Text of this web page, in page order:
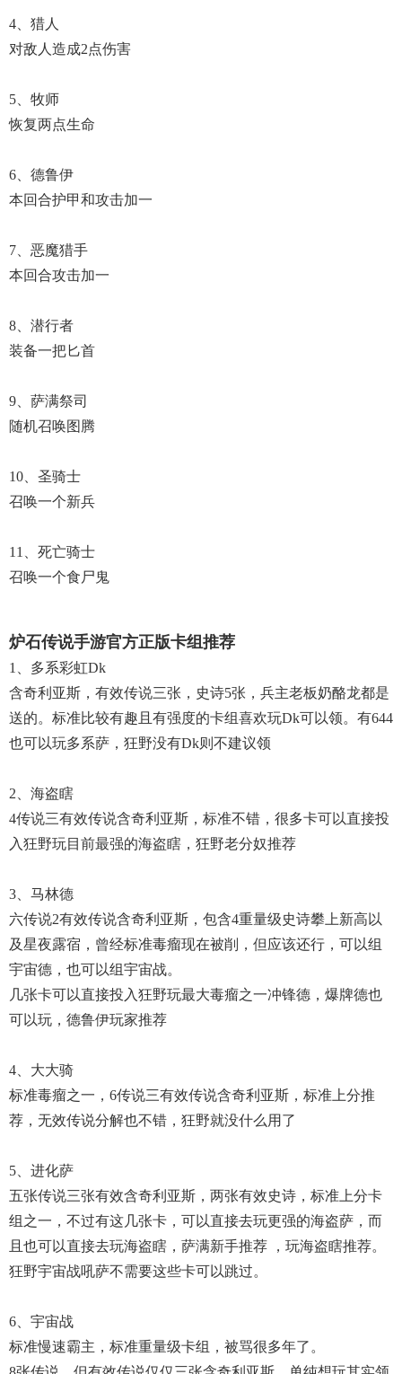
4、猎人
对敌人造成2点伤害
5、牧师
恢复两点生命
6、德鲁伊
本回合护甲和攻击加一
7、恶魔猎手
本回合攻击加一
8、潜行者
装备一把匕首
9、萨满祭司
随机召唤图腾
10、圣骑士
召唤一个新兵
11、死亡骑士
召唤一个食尸鬼
炉石传说手游官方正版卡组推荐
1、多系彩虹dk
含奇利亚斯，有效传说三张，史诗5张，兵主老板奶酪龙都是
送的。标准比较有趣且有强度的卡组喜欢玩dk可以领。有644
也可以玩多系萨，狂野没有dk则不建议领
2、海盗瞎
4传说三有效传说含奇利亚斯，标准不错，很多卡可以直接投
入狂野玩目前最强的海盗瞎，狂野老分奴推荐
3、马林德
六传说2有效传说含奇利亚斯，包含4重量级史诗攀上新高以
及星夜露宿，曾经标准毒瘤现在被削，但应该还行，可以组
宇宙德，也可以组宇宙战。
几张卡可以直接投入狂野玩最大毒瘤之一冲锋德，爆牌德也
可以玩，德鲁伊玩家推荐
4、大大骑
标准毒瘤之一，6传说三有效传说含奇利亚斯，标准上分推
荐，无效传说分解也不错，狂野就没什么用了
5、进化萨
五张传说三张有效含奇利亚斯，两张有效史诗，标准上分卡
组之一，不过有这几张卡，可以直接去玩更强的海盗萨，而
且也可以直接去玩海盗瞎，萨满新手推荐 ，玩海盗瞎推荐。
狂野宇宙战吼萨不需要这些卡可以跳过。
6、宇宙战
标准慢速霸主，标准重量级卡组，被骂很多年了。